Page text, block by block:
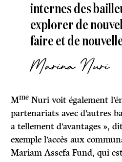
internes des
explorer de
faire et de
Marina Nuri
Mme Nuri voit également
partenariats avec d’autres
a tellement d’avantages »,
exemple l’accès aux
Mariam Assefa Fund, qui